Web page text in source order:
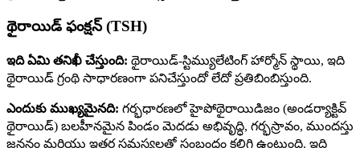
థైరాయిడ్ ఫంక్షన్ (TSH)
ఇది ఏమి తనిఖీ చేస్తుంది: థైరాయిడ్-స్టిమ్యులేటింగ్ హార్మోన్ స్థాయి, ఇది
థైరాయిడ్ గ్రంథి సాధారణంగా పనిచేస్తుందో లేదో ప్రతిబింబిస్తుంది.
ఎందుకు ముఖ్యమైనది: గర్భధారణలో హైపోథైరాయిడిజం (అండర్యాక్టివ్
థైరాయిడ్) బలహీనమైన పిండం మెదడు అభివృద్ధి, గర్భస్రావం, ముందస్తు
జననం మరియు ఇతర సమస్యలతో సంబంధం కలిగి ఉంటుంది. ఇది